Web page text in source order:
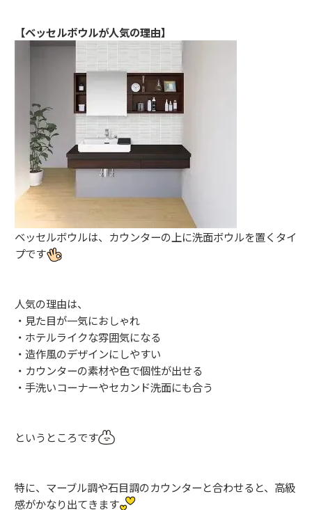
【ベッセルボウルが人気の理由】
ベッセルボウルは、カウンターの上に洗面ボウルを置くタイ
プです
人気の理由は、
・見た目が一気におしゃれ
・ホテルライクな雰囲気になる
・造作風のデザインにしやすい
・カウンターの素材や色で個性が出せる
・手洗いコーナーやセカンド洗面にも合う
というところです
特に、マーブル調や石目調のカウンターと合わせると、高級
感がかなり出てきます